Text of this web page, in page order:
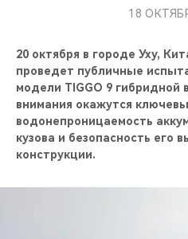
СЕДАНЫ
НОВИНКИ
КРЕДИТ И СТРАХОВАНИЕ
АКСЕССУАРЫ
ЗАПЧАСТИ И АКСЕССУАРЫ
ПОДДЕРЖКА
ТЕХНИЧЕСКОЕ ОБСЛУЖИВАНИЕ
ЛЮДИ CHERY
БЛАГОТВОРИТЕЛЬНОСТЬ
CHERY И СПОРТ
18
20 октября в городе Уху,
проведет публичные
модели TIGGO 9 гибридной
внимания окажутся
водонепроницаемость
кузова и безопасность его
конструкции.